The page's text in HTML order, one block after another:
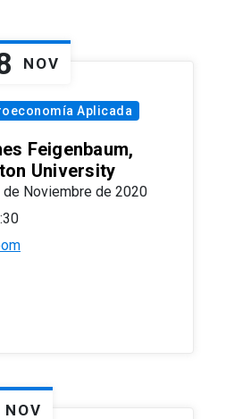
NOV
Aplicada
Feigenbaum,
University
de Noviembre de 2020
NOV